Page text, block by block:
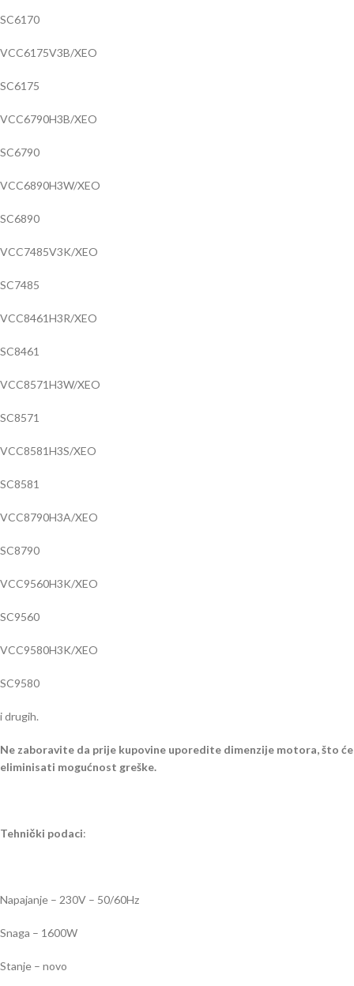
SC6170
VCC6175V3B/XEO
SC6175
VCC6790H3B/XEO
SC6790
VCC6890H3W/XEO
SC6890
VCC7485V3K/XEO
SC7485
VCC8461H3R/XEO
SC8461
VCC8571H3W/XEO
SC8571
VCC8581H3S/XEO
SC8581
VCC8790H3A/XEO
SC8790
VCC9560H3K/XEO
SC9560
VCC9580H3K/XEO
SC9580
i drugih.
Ne zaboravite da prije kupovine uporedite dimenzije motora, što će
eliminisati mogućnost greške.
Tehnički podaci:
Napajanje – 230V – 50/60Hz
Snaga – 1600W
Stanje – novo